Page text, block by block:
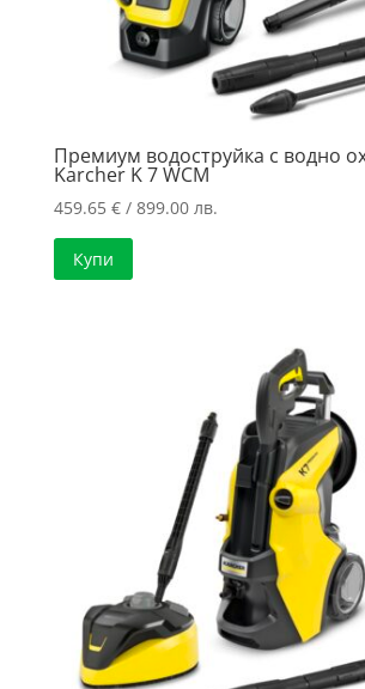
Премиум водоструйка с водно
Karcher K 7 WCM
459.65 €/ 899.00 лв.
Купи